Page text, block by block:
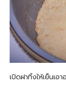
เปิดฝาทิ้งให้เย็นเอ